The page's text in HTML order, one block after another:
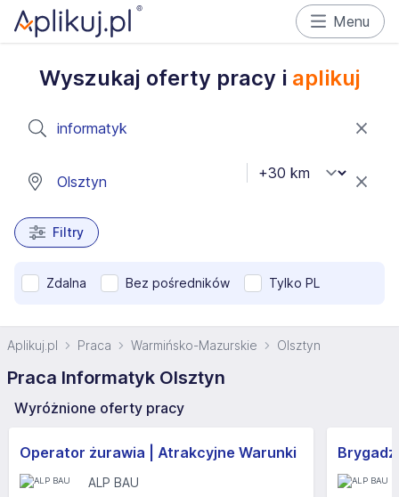
Menu
Wyszukaj oferty pracy i aplikuj
Filtry
Zdalna Bez pośredników Tylko PL
Aplikuj.pl Praca Warmińsko-Mazurskie Olsztyn
Praca Informatyk Olsztyn
Wyróżnione oferty pracy
Operator żurawia | Atrakcyjne Warunki
ALP BAU